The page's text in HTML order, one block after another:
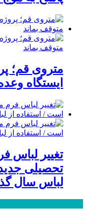
متروی قم؛
ایستگاه
تغییر لباس
تحصیلی
لباس سال